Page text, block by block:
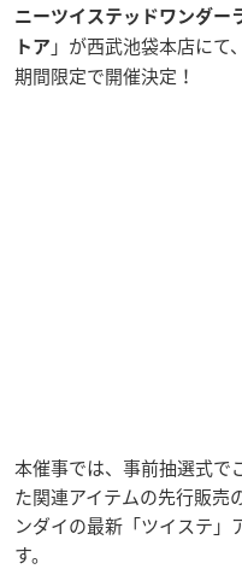
ニーツイステッドワンダー
トア 」が西武池袋本店にて
期間限定で開催決定！
本催事では、事前抽選式で
た関連アイテムの先行販売
ンダイの最新「ツイステ」
す。